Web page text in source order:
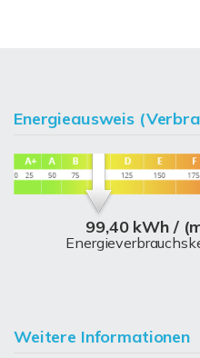
Energieausweis
99,40 kWh /
Weitere Informationen